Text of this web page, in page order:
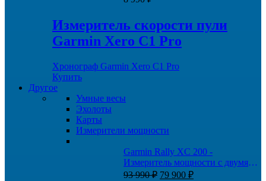
Измеритель скорости пули
Garmin Xero C1 Pro
Хронограф Garmin Xero C1 Pro
Купить
Другое
Умные весы
Эхолоты
Карты
Измерители мощности
Garmin Rally XC 200 -
Измеритель мощности с двумя
датчиками
93 990₽ Первоначальная
79 900 ₽Текущая